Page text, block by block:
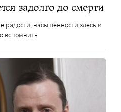
задолго до смерти
радости, насыщенности здесь и
вспомнить